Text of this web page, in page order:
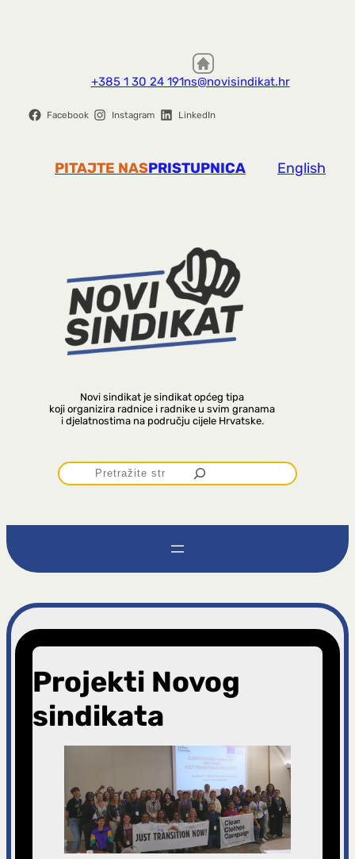
+385 1 30 24 191ns@novisindikat.hr
Facebook Instagram LinkedIn
PITAJTE NASPRISTUPNICA English
Novi sindikat je sindikat općeg tipa
koji organizira radnice i radnike u svim granama
i djelatnostima na području cijele Hrvatske.
P
r
t
r
a
g
Projekti Novog
sindikata